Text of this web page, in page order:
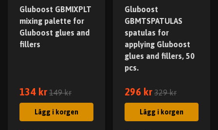
Gluboost GBMIXPLT
mixing palette for
Gluboost glues and
fillers
134 kr 149 kr
Lägg i korgen
Gluboost
GBMTSPATULAS
spatulas for
applying Gluboost
glues and fillers, 50
pcs.
296 kr 329 kr
Lägg i korgen